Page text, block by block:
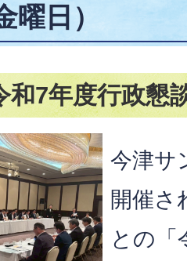
曜日）
和7年度行政懇
今津サ
開催さ
との「